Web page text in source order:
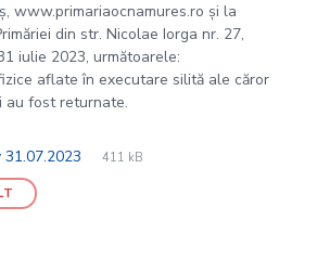
www.primariaocnamures.ro și la
din str. Nicolae Iorga nr. 27,
iulie 2023, următoarele:
aflate în executare silită ale căror
au fost returnate.
File
pdf
File
411 kB